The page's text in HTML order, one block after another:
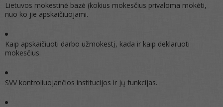
Lietuvos mokestinė bazė (kokius mokesčius privaloma mokėti,
nuo ko jie apskaičiuojami.
Kaip apskaičiuoti darbo užmokestį, kada ir kaip deklaruoti
mokesčius.
SVV kontroliuojančios institucijos ir jų funkcijas.